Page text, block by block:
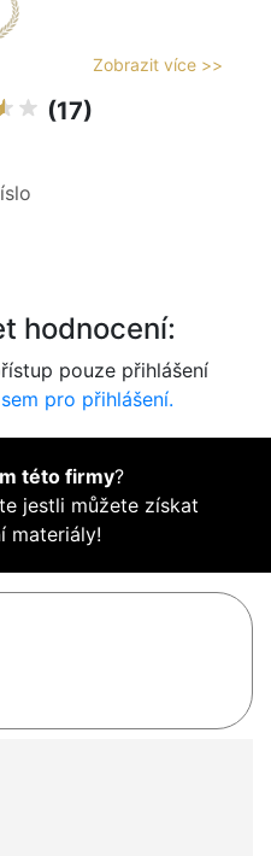
Zobrazit více >>
(17)
hodnocení:
pouze přihlášení
pro přihlášení.
této firmy?
jestli můžete získat
materiály!